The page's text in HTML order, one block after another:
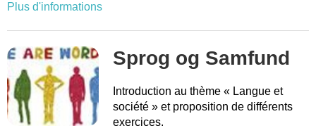
Plus d'informations
Sprog og Samfund
Introduction au thème « Langue et
société » et proposition de différents
exercices.